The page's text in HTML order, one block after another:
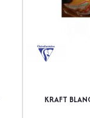
KRAFT